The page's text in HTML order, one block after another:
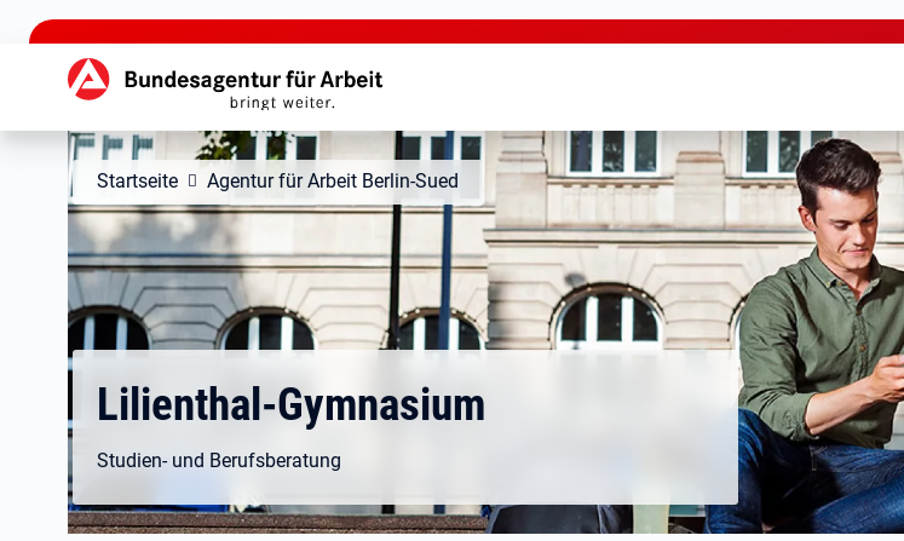
zu den Hauptinhalten springen
Hauptnavigation
Startseite Agentur für Arbeit Berlin-Sued
Lilienthal-Gymnasium
Studien- und Berufsberatung